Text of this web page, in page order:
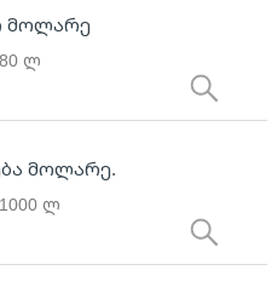
მოლარე
ლ
მოლარე.
ლ